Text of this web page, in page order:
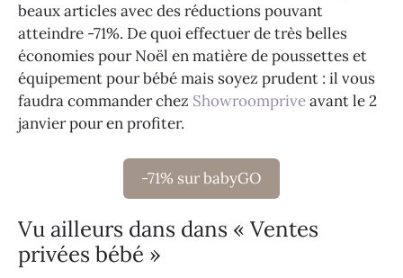
beaux articles avec des réductions pouvant
atteindre -71%. De quoi effectuer de très belles
économies pour Noël en matière de poussettes et
équipement pour bébé mais soyez prudent : il vous
faudra commander chez Showroompriveavant le 2
janvier pour en profiter.
-71% sur babyGO
Vu ailleurs dans dans « Ventes
privées bébé »